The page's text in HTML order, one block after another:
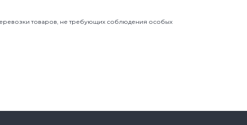
товаров, не требующих соблюдения особых